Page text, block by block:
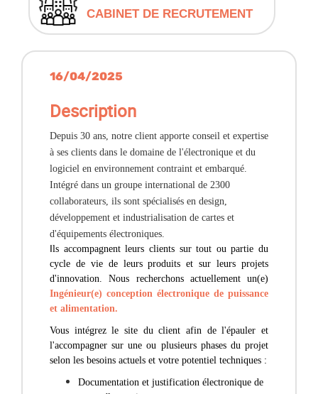
CABINET DE RECRUTEMENT
16/04/2025
Description
Depuis 30 ans, notre client apporte conseil et expertise
à ses clients dans le domaine de l'électronique et du
logiciel en environnement contraint et embarqué.
Intégré dans un groupe international de 2300
collaborateurs, ils sont spécialisés en design,
développement et industrialisation de cartes et
d'équipements électroniques.
Ils accompagnent leurs clients sur tout ou partie du
cycle de vie de leurs produits et sur leurs projets
d'innovation. Nous recherchons actuellement un(e)
Ingénieur(e) conception électronique de puissance
et alimentation.
Vous intégrez le site du client afin de l'épauler et
l'accompagner sur une ou plusieurs phases du projet
selon les besoins actuels et votre potentiel techniques :
Documentation et justification électronique de